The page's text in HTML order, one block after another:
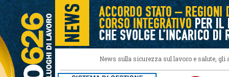
News sulla sicurezza sul lavoro e salute,